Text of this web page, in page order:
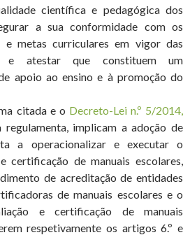
científica e pedagógica dos
a sua conformidade com os
e metas curriculares em vigor das
e atestar que constituem um
apoio ao ensino e à promoção do
citada e o Decreto-Lei n.º 5/2014,
regulamenta, implicam a adoção de
a operacionalizar e executar o
certificação de manuais escolares,
de acreditação de entidades
de manuais escolares e o
e certificação de manuais
respetivamente os artigos 6.º e